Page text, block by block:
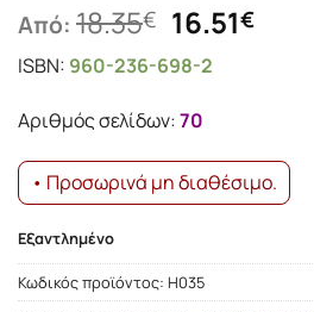
Από: 18.35€ Original
price
was:
18.35€.
16.51€Η
ISBN: 960-236-698-2
Αριθμός σελίδων:70
• Προσωρινά μη διαθέσιμο.
Εξαντλημένο
Κωδικός προϊόντος: Η035